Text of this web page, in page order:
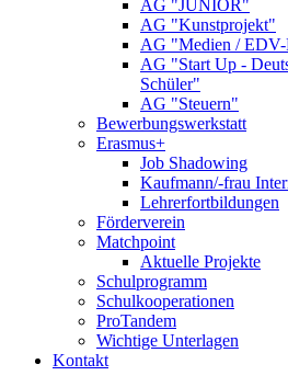
AG "JUNIOR"
AG "Kunstprojekt"
AG "Medien / EDV-
AG "Start Up -
Schüler"
AG "Steuern"
Bewerbungswerkstatt
Erasmus+
Job Shadowing
Kaufmann/-frau
Lehrerfortbildungen
Förderverein
Matchpoint
Aktuelle Projekte
Schulprogramm
Schulkooperationen
ProTandem
Wichtige Unterlagen
Kontakt